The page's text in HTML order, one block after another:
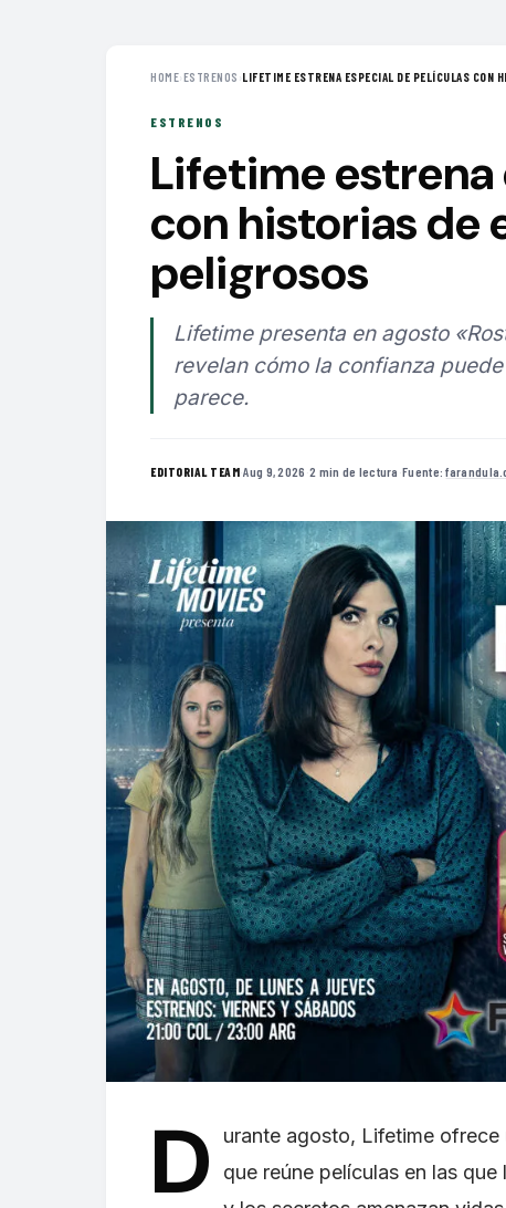
HOME›ESTRENOS ›LIFETIME ESTRENA ESPECIAL DE PELÍCULAS CON
ESTRENOS
Lifetime estrena
con historias de
peligrosos
Lifetime presenta en agosto
revelan cómo la confianza
parece.
EDITORIAL TEAM·Aug 9, 2026 ·2 min de lectura ·Fuente:
D
urante agosto, Lifetime
que reúne películas en las